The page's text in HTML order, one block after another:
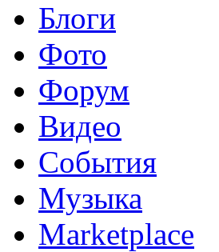
Блоги
Фото
Форум
Видео
События
Музыка
Marketplace